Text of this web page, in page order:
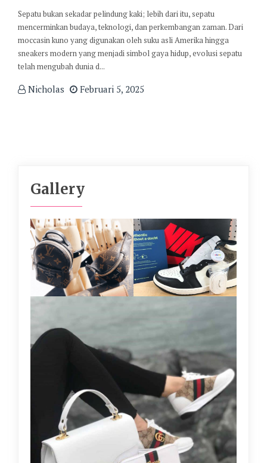
Sepatu bukan sekadar pelindung kaki; lebih dari itu, sepatu
mencerminkan budaya, teknologi, dan perkembangan zaman. Dari
moccasin kuno yang digunakan oleh suku asli Amerika hingga
sneakers modern yang menjadi simbol gaya hidup, evolusi sepatu
telah mengubah dunia d...
Nicholas Februari 5, 2025
Gallery